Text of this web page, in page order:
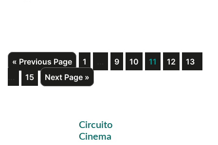
« Go
to
Previous Page Page
1
Interim
… Page
9 Page
10 Page
11 Page
12 Page
13
… Page
15
Go
to
Next Page »
Primary
Sidebar
Circuito
Cinema